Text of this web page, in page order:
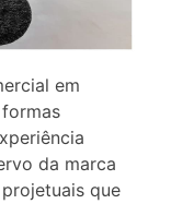
em
da marca
que